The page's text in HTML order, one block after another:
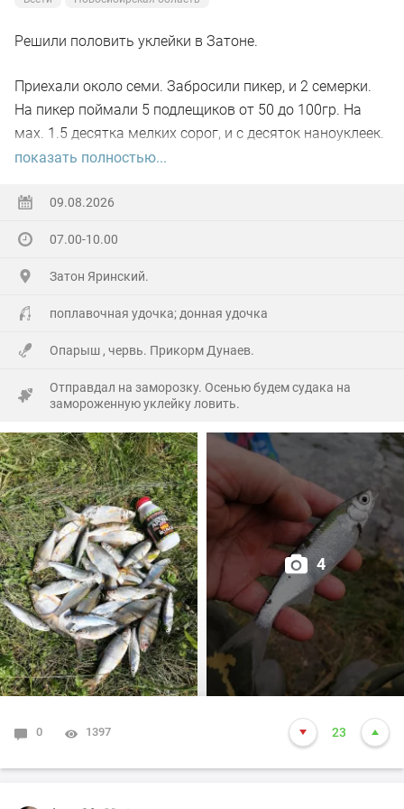
Даже дыхание перехватывало... А особенно, когда
развернётся... Ух, блин...)))
Побродил по речке часа два всего, прошёл только два
переката. Но столько удовольствий получил от
речушке, и от тишины, нарушаемой только птицами и
само-собой))
ельцы плохо реагировали на крупных мушек. И, как
показалось, на светлые тоже активность была
репейника...
Завтра попробую туда же... Очень постараюсь!))
С такими ельцами никакая рыба на букву "ХА"... Ну, как
той самой бабке - интернет ваш...
Решили половить уклейки в Затоне.
Приехали около семи. Забросили пикер, и 2 семерки.
На пикер поймали 5 подлещиков от 50 до 100гр. На
мах. 1.5 десятка мелких сорог, и с десяток наноуклеек.
Дно все зарасло травой,, кормушку 30 гр не протянуть.
нечего. Все всем НХНЧ.
показать полностью...
09.08.2026
07.00-10.00
Затон Яринский.
поплавочная удочка; донная удочка
Опарыш , червь. Прикорм Дунаев.
Отправдал на заморозку. Осенью будем судака на
замороженную уклейку ловить.
4
0 1397 23